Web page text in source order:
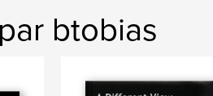
btobias